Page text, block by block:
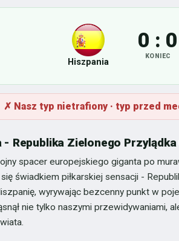
Hiszpania
0 : 0
KONIEC
✗ Nasz typ nietrafiony · typ przed
- Republika Zielonego Przylądka
spacer europejskiego giganta po
świadkiem piłkarskiej sensacji -
wyrywając bezcenny punkt w
nie tylko naszymi przewidywaniami,